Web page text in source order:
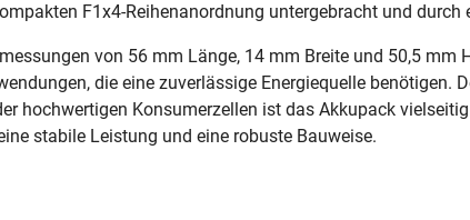
F1x4-Reihenanordnung untergebracht und
von 56 mm Länge, 14 mm Breite und 50,5
die eine zuverlässige Energiequelle
hochwertigen Konsumerzellen ist das Akkupack
stabile Leistung und eine robuste Bauweise.